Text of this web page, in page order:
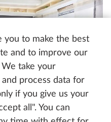
you to make the best
and to improve our
take your
process data for
if you give us your
all". You can